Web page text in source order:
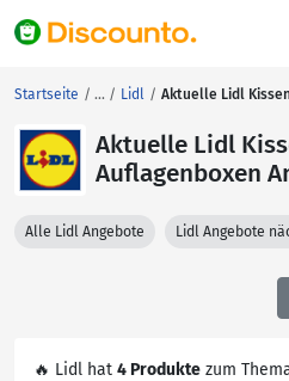
Startseite Lidl Aktuelle Lidl
Aktuelle Lidl
Auflagenboxen
Alle Lidl Angebote Lidl Angebote
🔥 Lidl hat 4 Produkte zum